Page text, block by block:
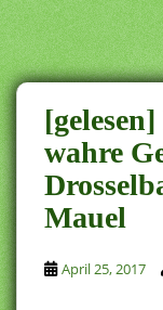
e
n
t
wahre
Mauel
April 25, 2017